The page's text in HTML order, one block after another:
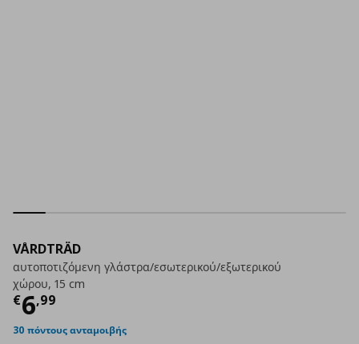
VÅRDTRÄD
αυτοποτιζόμενη γλάστρα/εσωτερικού/εξωτερικού
χώρου, 15 cm
€6,99
Τρέχουσα τιμή
30 πόντους ανταμοιβής